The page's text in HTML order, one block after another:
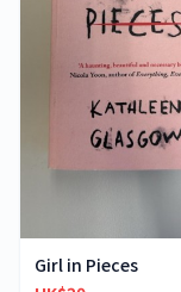
Girl in Pieces